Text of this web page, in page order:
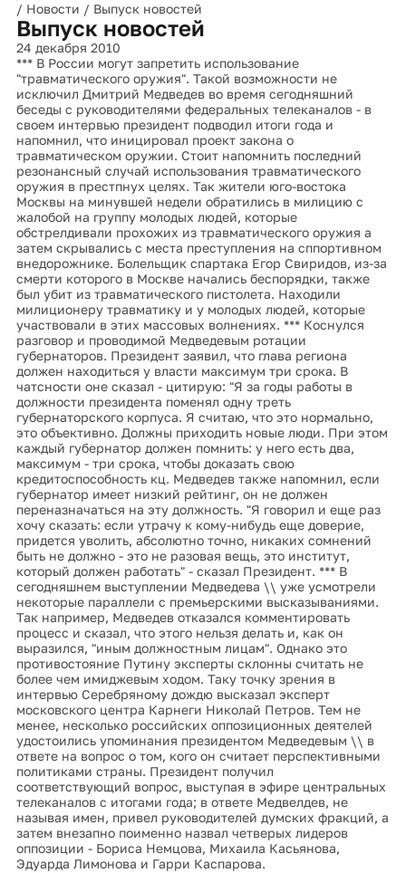
/ Новости / Выпуск новостей
Выпуск новостей
24 декабря 2010
*** В России могут запретить использование
"травматического оружия". Такой возможности не
исключил Дмитрий Медведев во время сегодняшний
беседы с руководителями федеральных телеканалов - в
своем интервью президент подводил итоги года и
напомнил, что иницировал проект закона о
травматическом оружии. Стоит напомнить последний
резонансный случай использования травматического
оружия в престпнух целях. Так жители юго-востока
Москвы на минувшей недели обратились в милицию с
жалобой на группу молодых людей, которые
обстрелдивали прохожих из травматического оружия а
затем скрывались с места преступления на сппортивном
внедорожнике. Болельщик спартака Егор Свиридов, из-за
смерти которого в Москве начались беспорядки, также
был убит из травматического пистолета. Находили
милиционеру травматику и у молодых людей, которые
участвовали в этих массовых волнениях. *** Коснулся
разговор и проводимой Медведевым ротации
губернаторов. Президент заявил, что глава региона
должен находиться у власти максимум три срока. В
чатсности оне сказал - цитирую: "Я за годы работы в
должности президента поменял одну треть
губернаторского корпуса. Я считаю, что это нормально,
это объективно. Должны приходить новые люди. При этом
каждый губернатор должен помнить: у него есть два,
максимум - три срока, чтобы доказать свою
кредитоспособность кц. Медведев также напомнил, если
губернатор имеет низкий рейтинг, он не должен
переназначаться на эту должность. "Я говорил и еще раз
хочу сказать: если утрачу к кому-нибудь еще доверие,
придется уволить, абсолютно точно, никаких сомнений
быть не должно - это не разовая вещь, это институт,
который должен работать" - сказал Президент. *** В
сегодняшнем выступлении Медведева \\ уже усмотрели
некоторые параллели с премьерскими высказываниями.
Так например, Медведев отказался комментировать
процесс и сказал, что этого нельзя делать и, как он
выразился, "иным должностным лицам". Однако это
противостояние Путину эксперты склонны считать не
более чем имиджевым ходом. Таку точку зрения в
интервью Серебряному дождю высказал эксперт
московского центра Карнеги Николай Петров. Тем не
менее, несколько российских оппозиционных деятелей
удостоились упоминания президентом Медведевым \\ в
ответе на вопрос о том, кого он считает перспективными
политиками страны. Президент получил
соответствующий вопрос, выступая в эфире центральных
телеканалов с итогами года; в ответе Медвелдев, не
называя имен, привел руководителей думских фракций, а
затем внезапно поименно назвал четверых лидеров
оппозиции - Бориса Немцова, Михаила Касьянова,
Эдуарда Лимонова и Гарри Каспарова.